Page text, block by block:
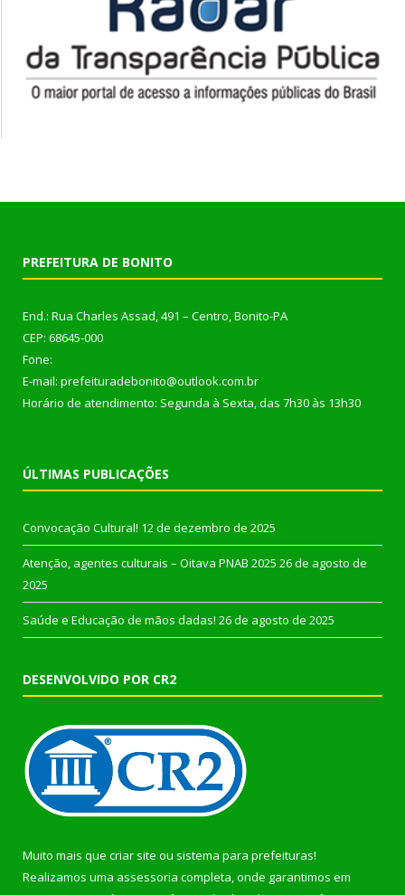
PREFEITURA DE BONITO
End.: Rua Charles Assad, 491 – Centro, Bonito-PA
CEP: 68645-000
Fone:
E-mail: prefeituradebonito@outlook.com.br
Horário de atendimento: Segunda à Sexta, das 7h30 às 13h30
ÚLTIMAS PUBLICAÇÕES
Convocação Cultural! 12 de dezembro de 2025
Atenção, agentes culturais – Oitava PNAB 2025 26 de agosto de
2025
Saúde e Educação de mãos dadas! 26 de agosto de 2025
DESENVOLVIDO POR CR2
Muito mais que criar site ou sistema para prefeituras!
Realizamos uma assessoria completa, onde garantimos em